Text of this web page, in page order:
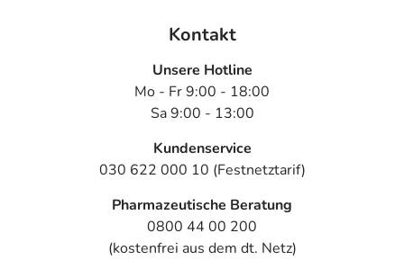
Kontakt
Unsere Hotline
Mo - Fr 9:00 - 18:00
Sa 9:00 - 13:00
Kundenservice
030 622 000 10 (Festnetztarif)
Pharmazeutische Beratung
0800 44 00 200
(kostenfrei aus dem dt. Netz)